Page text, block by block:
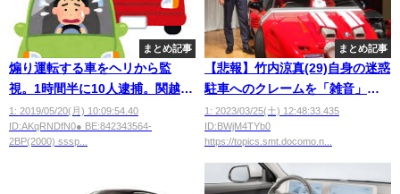
まとめ記事
煽り運転する車をヘリから監
視。1時間半に10人逮捕。関越自
動車道
1: 2019/05/20(月) 10:09:54.40
ID:AKqRNDfN0● BE:842343564-
2BP(2000) sssp...
まとめ記事
【悲報】竹内涼真(29)自身の迷惑
駐車へのクレームを「雑音」と
バッサリ
1: 2023/03/25(土) 12:48:33.435
ID:BWjM4TYb0
https://topics.smt.docomo.n...